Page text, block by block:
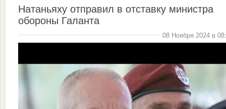
Натаньяху отправил в отставку министра
обороны Галанта
08 Ноября 2024 в